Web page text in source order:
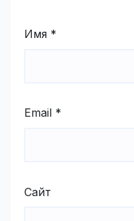
Имя *
Email *
Сайт